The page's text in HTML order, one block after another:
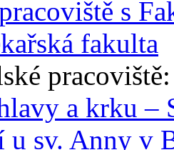
s
fakulta
a krku –
u sv. Anny v